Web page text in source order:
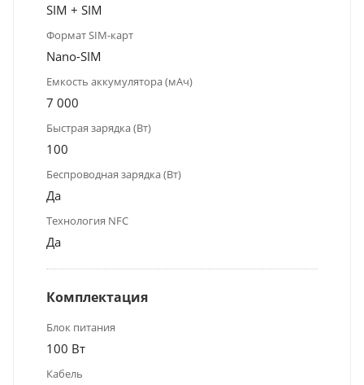
SIM + SIM
Формат SIM-карт
Nano-SIM
Емкость аккумулятора (мАч)
7 000
Быстрая зарядка (Вт)
100
Беспроводная зарядка (Вт)
Да
Технология NFC
Да
Комплектация
Блок питания
100 Вт
Кабель